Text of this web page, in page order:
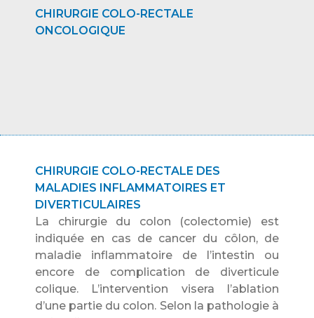
CHIRURGIE COLO-RECTALE
ONCOLOGIQUE
CHIRURGIE COLO-RECTALE DES
MALADIES INFLAMMATOIRES ET
DIVERTICULAIRES
La chirurgie du colon (colectomie) est
indiquée en cas de cancer du côlon, de
maladie inflammatoire de l’intestin ou
encore de complication de diverticule
colique. L’intervention visera l’ablation
d’une partie du colon. Selon la pathologie à